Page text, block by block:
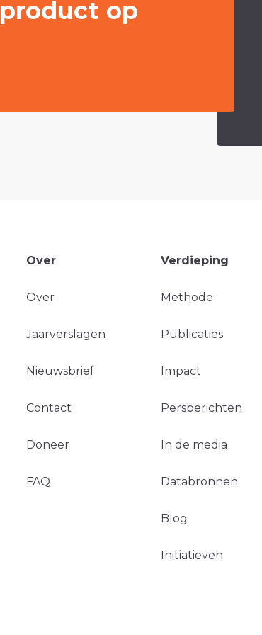
op
Over
Over
Jaarverslagen
Nieuwsbrief
Contact
Doneer
FAQ
Verdieping
Methode
Publicaties
Impact
Persberichten
In de media
Databronnen
Blog
Initiatieven